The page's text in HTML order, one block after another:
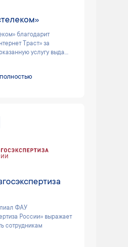
благодарит
Траст» за
услугу выда...
ФАУ
России» выражает
сотрудникам